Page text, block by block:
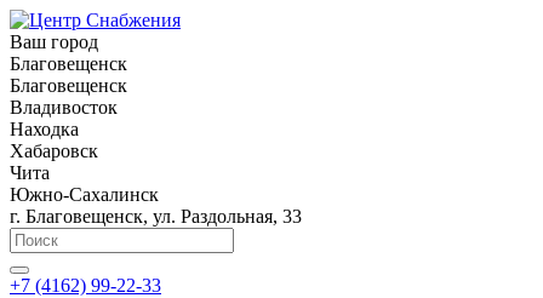
Ваш город
Благовещенск
Благовещенск
Владивосток
Находка
Хабаровск
Чита
Южно-Сахалинск
г. Благовещенск, ул. Раздольная, 33
+7 (4162) 99-22-33